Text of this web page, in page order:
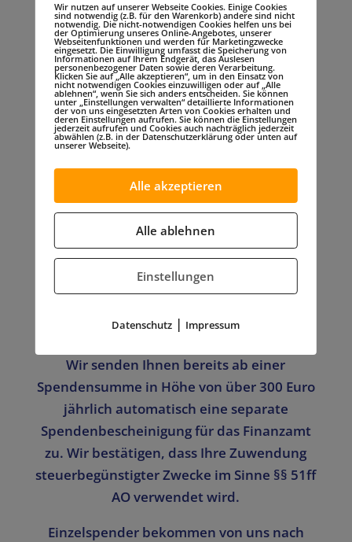
Zuwendungsbestätigung nachgewiesen
werden.
Unser Spenderservice –
Automatische
Spendenbescheinigung:
Der Förderverein zur Unterstützung der
Arbeit mit Versehrten am Standort
Warendorf (FUAV), ist beim Finanzamt als
gemeinnützige Organisation anerkannt
und von der Körperschaftssteuer befreit,
somit können Sie Spenden an unser
Steuer absetzen.
Wir senden Ihnen bereits ab einer
Spendensumme in Höhe von über 300 Euro
jährlich automatisch eine separate
Spendenbescheinigung für das Finanzamt
zu. Wir bestätigen, dass Ihre Zuwendung
steuerbegünstigter Zwecke im Sinne §§ 51ff
AO verwendet wird.
Einzelspender bekommen von uns nach
Wir nutzen auf unserer Webseite Cookies. Einige Cookies
sind notwendig (z.B. für den Warenkorb) andere sind nicht
notwendig. Die nicht-notwendigen Cookies helfen uns bei
der Optimierung unseres Online-Angebotes, unserer
Webseitenfunktionen und werden für Marketingzwecke
eingesetzt. Die Einwilligung umfasst die Speicherung von
Informationen auf Ihrem Endgerät, das Auslesen
personenbezogener Daten sowie deren Verarbeitung.
Klicken Sie auf „Alle akzeptieren“, um in den Einsatz von
nicht notwendigen Cookies einzuwilligen oder auf „Alle
ablehnen“, wenn Sie sich anders entscheiden. Sie können
unter „Einstellungen verwalten“ detaillierte Informationen
der von uns eingesetzten Arten von Cookies erhalten und
deren Einstellungen aufrufen. Sie können die Einstellungen
jederzeit aufrufen und Cookies auch nachträglich jederzeit
abwählen (z.B. in der Datenschutzerklärung oder unten auf
unserer Webseite).
Alle akzeptieren
Alle ablehnen
Einstellungen
Datenschutz | Impressum